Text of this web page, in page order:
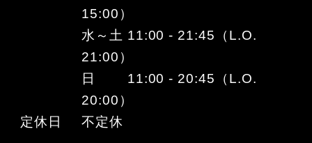
15:00）
水～土 11:00 - 21:45（L.O.
21:00）
日 11:00 - 20:45（L.O.
20:00）
定休日
不定休